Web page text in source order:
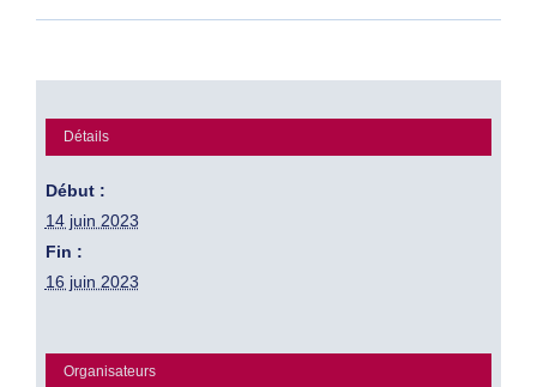
Détails
Début :
14 juin 2023
Fin :
16 juin 2023
Organisateurs